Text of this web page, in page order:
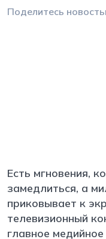
Поделитесь
Есть мгновения,
замедлиться, а
приковывает к
телевизионный
главное